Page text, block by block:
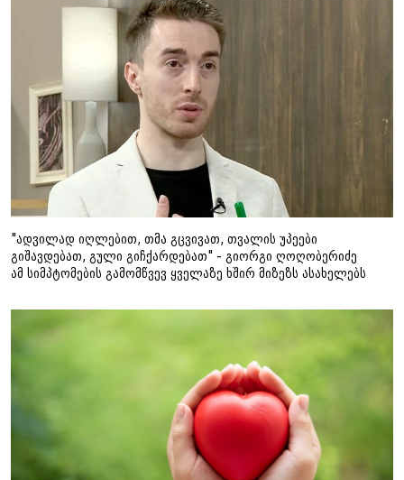
"ადვილად იღლებით, თმა გცვივათ, თვალის უპეები
გიშავდებათ, გული გიჩქარდებათ" - გიორგი ღოღობერიძე
ამ სიმპტომების გამომწვევ ყველაზე ხშირ მიზეზს ასახელებს